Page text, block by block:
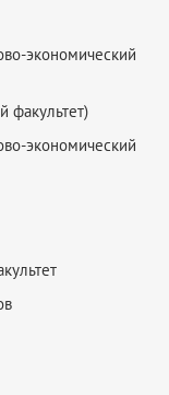
экономический
факультет)
экономический